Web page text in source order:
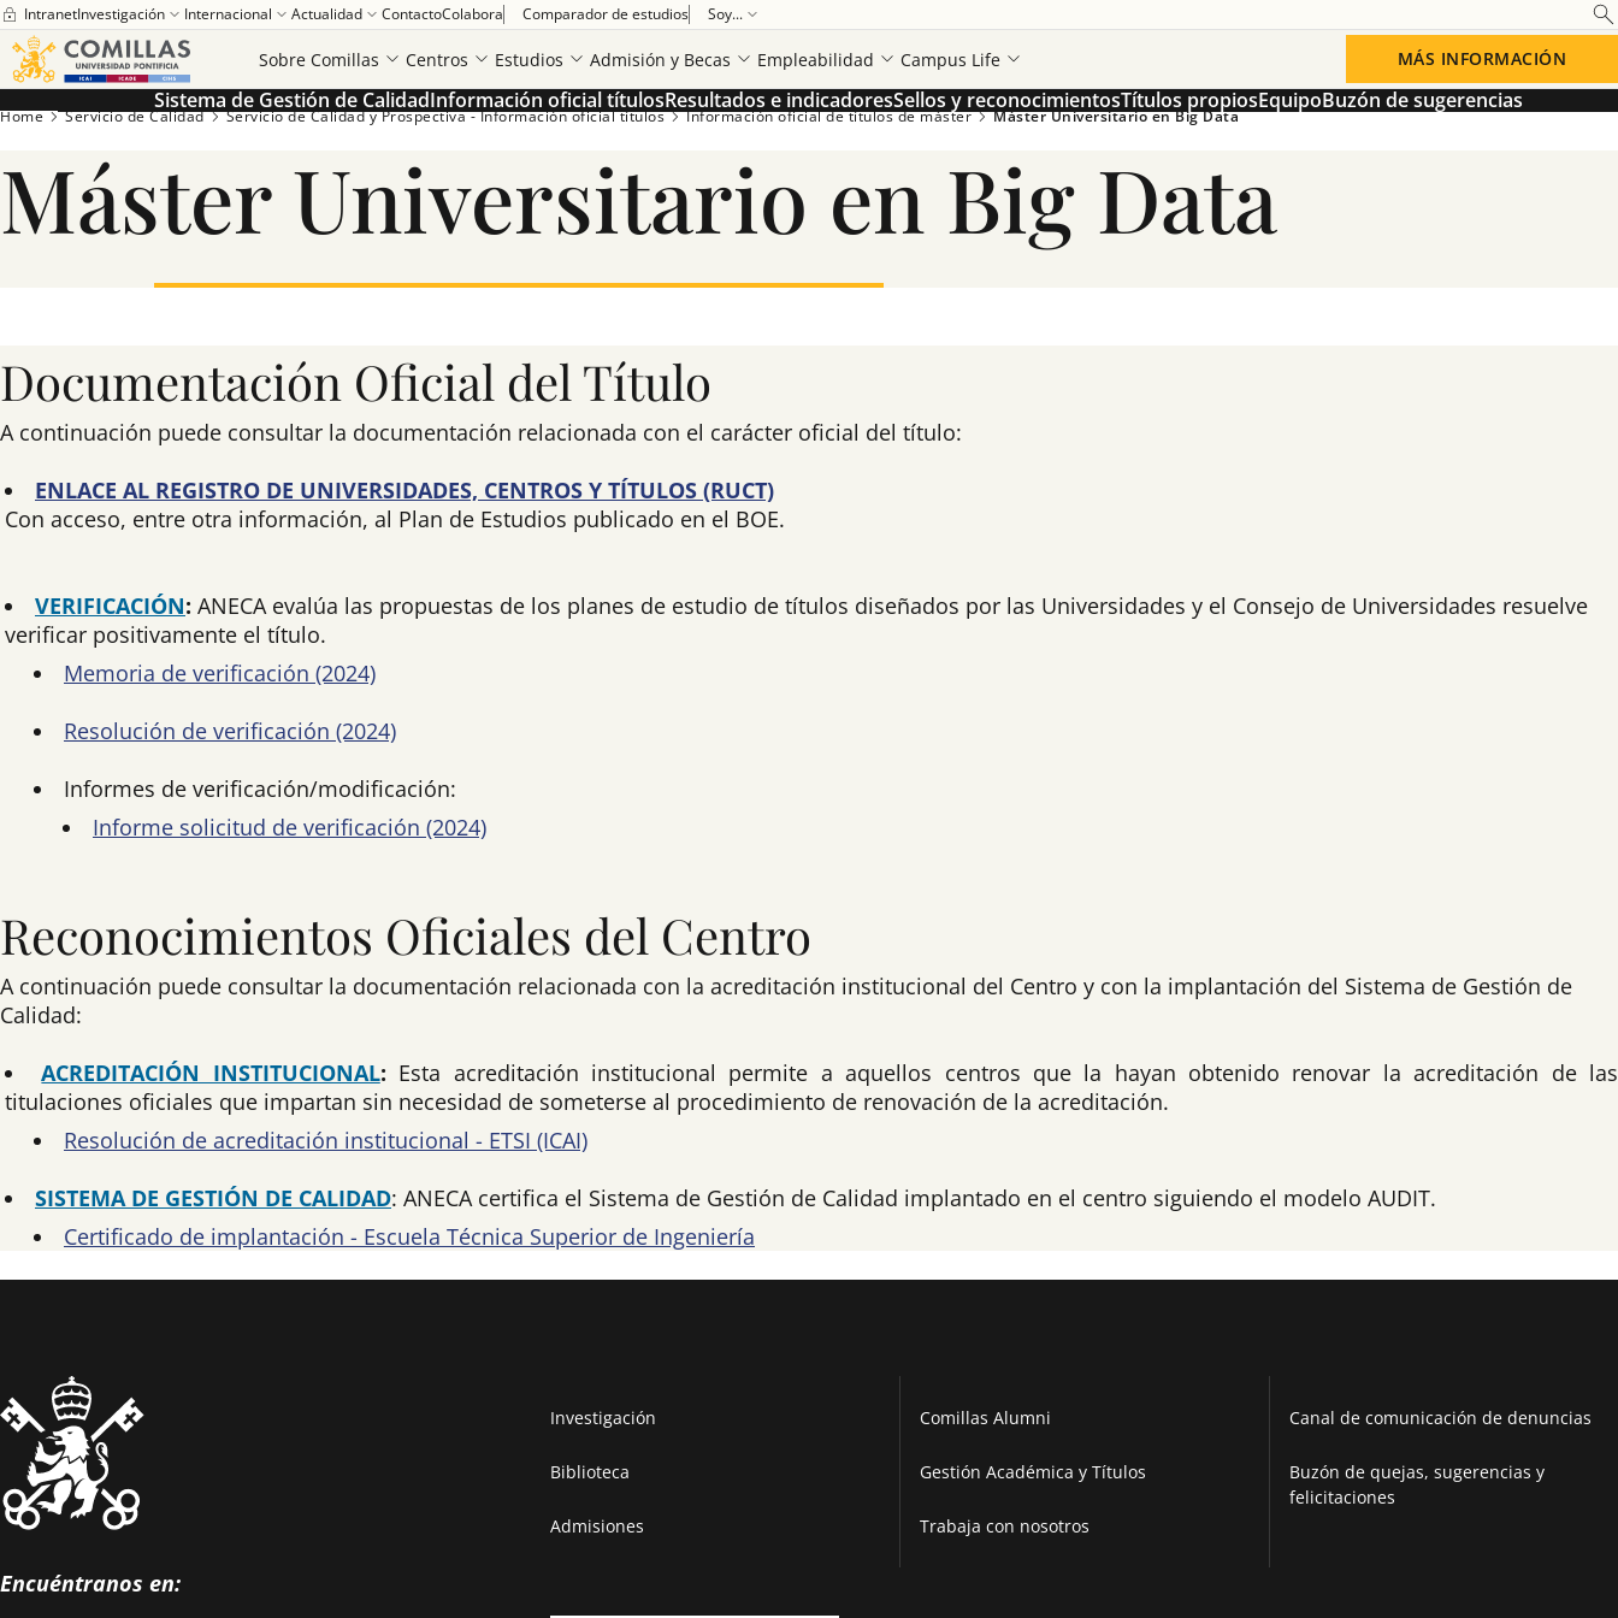
IntranetInvestigación Internacional Actualidad ContactoColabora Comparador de estudios Soy...
Sobre Comillas Centros Estudios Admisión y Becas Empleabilidad Campus Life MÁS INFORMACIÓN
Sistema de Gestión de CalidadInformación oficial títulosResultados e indicadoresSellos y reconocimientosTítulos propiosEquipoBuzón de sugerencias
Home Servicio de Calidad Servicio de Calidad y Prospectiva - Información oficial títulos Información oficial de títulos de máster Máster Universitario en Big Data
Máster Universitario en Big Data
Documentación Oficial del Título
A continuación puede consultar la documentación relacionada con el carácter oficial del título:
ENLACE AL REGISTRO DE UNIVERSIDADES, CENTROS Y TÍTULOS (RUCT)
Con acceso, entre otra información, al Plan de Estudios publicado en el BOE.
VERIFICACIÓN: ANECA evalúa las propuestas de los planes de estudio de títulos diseñados por las Universidades y el Consejo de Universidades resuelve
verificar positivamente el título.
Memoria de verificación (2024)
Resolución de verificación (2024)
Informes de verificación/modificación:
Informe solicitud de verificación (2024)
Reconocimientos Oficiales del Centro
A continuación puede consultar la documentación relacionada con la acreditación institucional del Centro y con la implantación del Sistema de Gestión de
Calidad:
ACREDITACIÓN INSTITUCIONAL: Esta acreditación institucional permite a aquellos centros que la hayan obtenido renovar la acreditación de las
titulaciones oficiales que impartan sin necesidad de someterse al procedimiento de renovación de la acreditación.
Resolución de acreditación institucional - ETSI (ICAI)
SISTEMA DE GESTIÓN DE CALIDAD: ANECA certifica el Sistema de Gestión de Calidad implantado en el centro siguiendo el modelo AUDIT.
Certificado de implantación - Escuela Técnica Superior de Ingeniería
Encuéntranos en:
Investigación
Biblioteca
Admisiones
Comillas Alumni
Gestión Académica y Títulos
Trabaja con nosotros
Canal de comunicación de denuncias
Buzón de quejas, sugerencias y
felicitaciones